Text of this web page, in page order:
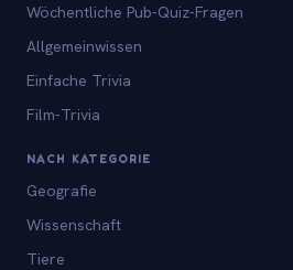
Wöchentliche Pub-Quiz-Fragen
Allgemeinwissen
Einfache Trivia
Film-Trivia
NACH KATEGORIE
Geografie
Wissenschaft
Tiere